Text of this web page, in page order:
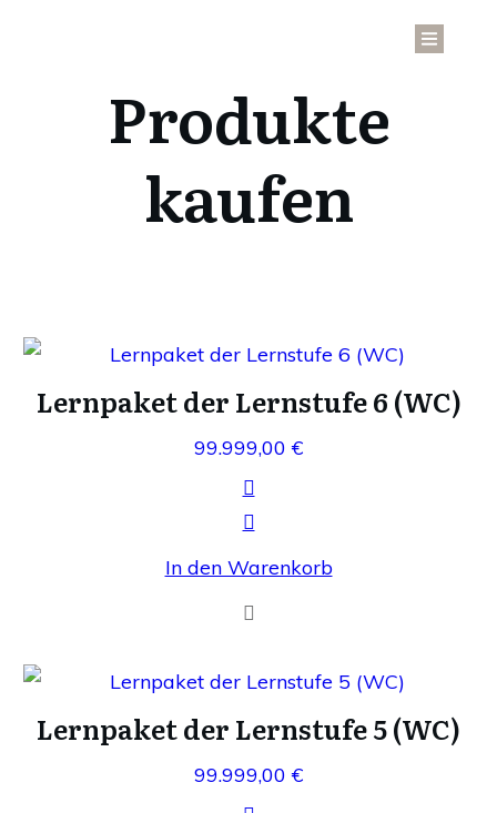
Produkte
kaufen
Lernpaket der Lernstufe 6 (WC)
99.999,00 €
In den Warenkorb
Lernpaket der Lernstufe 5 (WC)
99.999,00 €